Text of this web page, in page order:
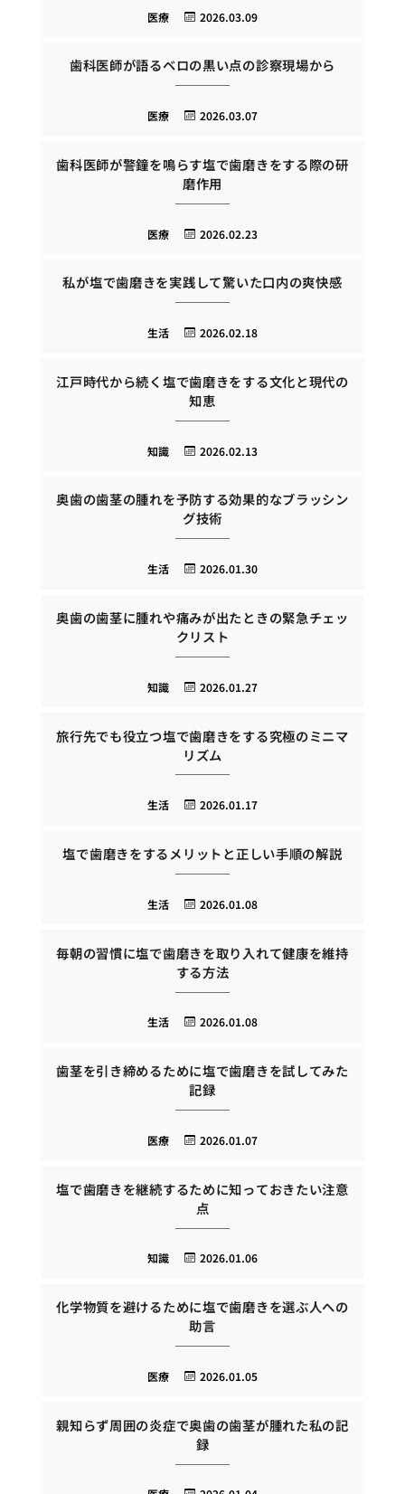
2026.03.09
医療
歯科医師が語るベロの黒い点の診察現場から
2026.03.07
医療
歯科医師が警鐘を鳴らす塩で歯磨きをする際の研
磨作用
2026.02.23
医療
私が塩で歯磨きを実践して驚いた口内の爽快感
2026.02.18
生活
江戸時代から続く塩で歯磨きをする文化と現代の
知恵
2026.02.13
知識
奥歯の歯茎の腫れを予防する効果的なブラッシン
グ技術
2026.01.30
生活
奥歯の歯茎に腫れや痛みが出たときの緊急チェッ
クリスト
2026.01.27
知識
旅行先でも役立つ塩で歯磨きをする究極のミニマ
リズム
2026.01.17
生活
塩で歯磨きをするメリットと正しい手順の解説
2026.01.08
生活
毎朝の習慣に塩で歯磨きを取り入れて健康を維持
する方法
2026.01.08
生活
歯茎を引き締めるために塩で歯磨きを試してみた
記録
2026.01.07
医療
塩で歯磨きを継続するために知っておきたい注意
点
2026.01.06
知識
化学物質を避けるために塩で歯磨きを選ぶ人への
助言
2026.01.05
医療
親知らず周囲の炎症で奥歯の歯茎が腫れた私の記
録